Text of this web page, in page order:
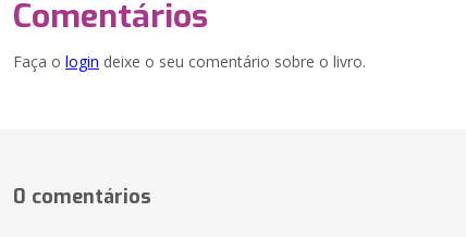
Comentários
Faça o login deixe o seu comentário sobre o livro.
0 comentários